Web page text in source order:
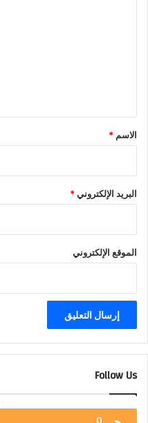
*
الاسم *
البريد الإلكتروني*
الموقع الإلكتروني
Follow Us
0